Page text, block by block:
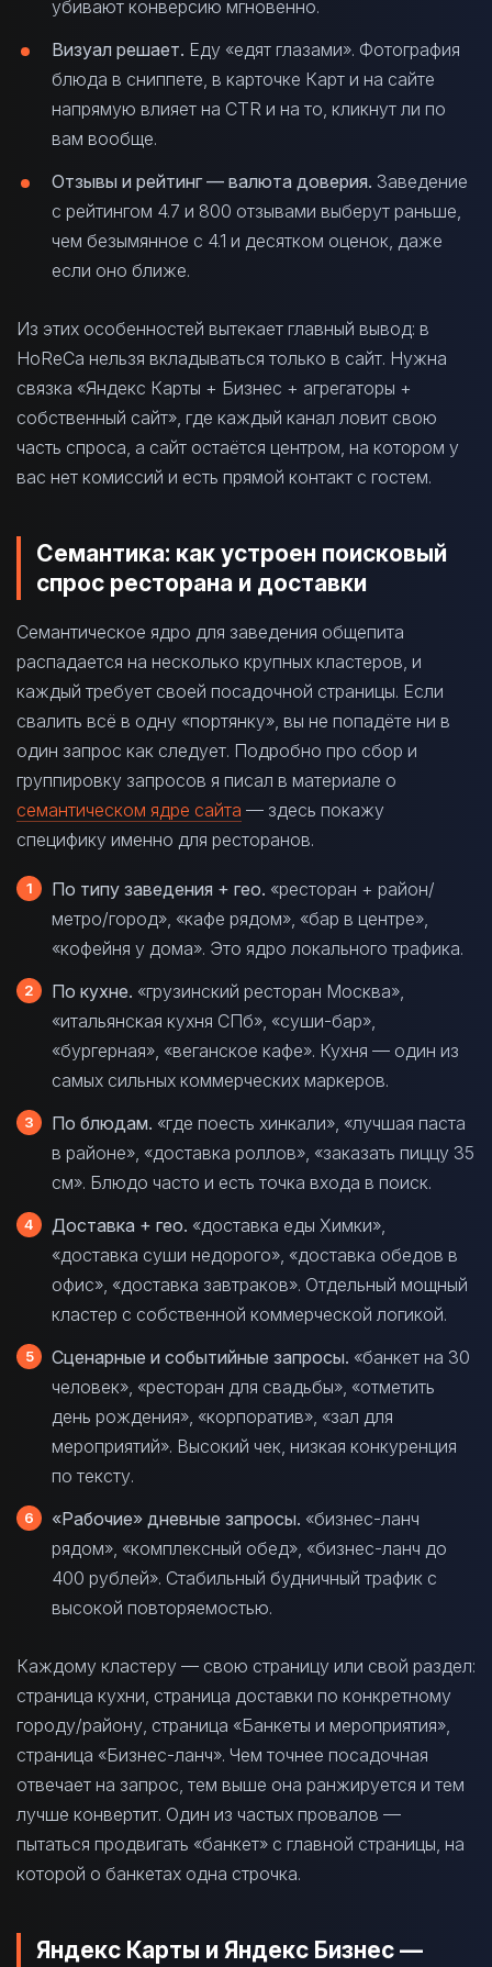
убивают конверсию мгновенно.
Визуал решает. Еду «едят глазами». Фотография
блюда в сниппете, в карточке Карт и на сайте
напрямую влияет на CTR и на то, кликнут ли по
вам вообще.
Отзывы и рейтинг — валюта доверия. Заведение
с рейтингом 4.7 и 800 отзывами выберут раньше,
чем безымянное с 4.1 и десятком оценок, даже
если оно ближе.
Из этих особенностей вытекает главный вывод: в
HoReCa нельзя вкладываться только в сайт. Нужна
связка «Яндекс Карты + Бизнес + агрегаторы +
собственный сайт», где каждый канал ловит свою
часть спроса, а сайт остаётся центром, на котором у
вас нет комиссий и есть прямой контакт с гостем.
Семантика: как устроен поисковый
спрос ресторана и доставки
Семантическое ядро для заведения общепита
распадается на несколько крупных кластеров, и
каждый требует своей посадочной страницы. Если
свалить всё в одну «портянку», вы не попадёте ни в
один запрос как следует. Подробно про сбор и
группировку запросов я писал в материале о
семантическом ядре сайта — здесь покажу
специфику именно для ресторанов.
По типу заведения + гео. «ресторан + район/
метро/город», «кафе рядом», «бар в центре»,
«кофейня у дома». Это ядро локального трафика.
По кухне. «грузинский ресторан Москва»,
«итальянская кухня СПб», «суши-бар»,
«бургерная», «веганское кафе». Кухня — один из
самых сильных коммерческих маркеров.
По блюдам. «где поесть хинкали», «лучшая паста
в районе», «доставка роллов», «заказать пиццу 35
см». Блюдо часто и есть точка входа в поиск.
Доставка + гео. «доставка еды Химки»,
«доставка суши недорого», «доставка обедов в
офис», «доставка завтраков». Отдельный мощный
кластер с собственной коммерческой логикой.
Сценарные и событийные запросы. «банкет на 30
человек», «ресторан для свадьбы», «отметить
день рождения», «корпоратив», «зал для
мероприятий». Высокий чек, низкая конкуренция
по тексту.
«Рабочие» дневные запросы. «бизнес-ланч
рядом», «комплексный обед», «бизнес-ланч до
400 рублей». Стабильный будничный трафик с
высокой повторяемостью.
Каждому кластеру — свою страницу или свой раздел:
страница кухни, страница доставки по конкретному
городу/району, страница «Банкеты и мероприятия»,
страница «Бизнес-ланч». Чем точнее посадочная
отвечает на запрос, тем выше она ранжируется и тем
лучше конвертит. Один из частых провалов —
пытаться продвигать «банкет» с главной страницы, на
которой о банкетах одна строчка.
Яндекс Карты и Яндекс Бизнес —